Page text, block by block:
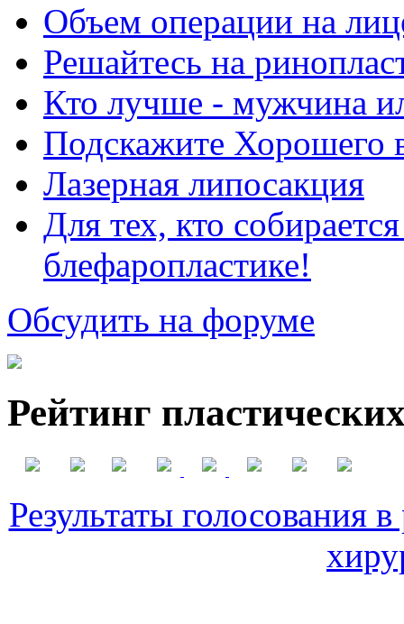
Объем операции на
Решайтесь на
Кто лучше - мужчина
Подскажите Хорошего
Лазерная липосакция
Для тех, кто
блефаропластике!
Обсудить на форуме
Рейтинг
Результаты голосования